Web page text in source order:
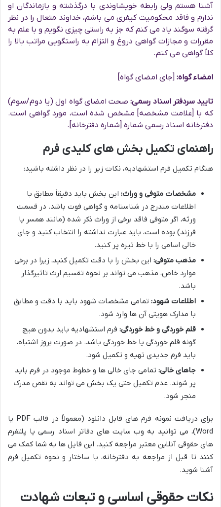
آشنا هستم ولی رابطه خویشاوندی با درگذشته و بازماندگان او
ندارم و فاقد محکومیت کیفری می باشم، خداوند متعال را در نظر
گرفته سوگند یاد می کنم که جز به راستی چیزی نگویم و با علم به
مقررات و مجازات گواهی دروغ و التزام به راستگویی مراتب بالا را
کلاً گواهی می کنم.
امضاء گواه: [جای امضای گواه]
تایید سردفتر اسناد رسمی:صحت امضای گواه اول (یا دوم/سوم)
که با [علامت مشخصه] مشخص شده است، مورد گواهی است.
دفترخانه اسناد رسمی شماره [شماره دفترخانه].
راهنمای تکمیل بخش های کلیدی فرم
هنگام تکمیل فرم استشهادیه، نکات زیر را در نظر داشته باشید:
مشخصات متوفی و وراث: این بخش باید دقیقاً مطابق با
اطلاعات مندرج در شناسنامه و گواهی فوت باشد. در قسمت
ورثه، اگر متوفی فاقد برخی از وراث ذکر شده (مانند همسر یا
فرزند) بوده است، باید عبارت نداشته را انتخاب کنید و جای
خالی اسامی را با خط تیره پر کنید.
مذهب متوفی: این بخش را با دقت تکمیل کنید، زیرا در برخی
موارد خاص، مذهب می تواند بر نحوه تقسیم ارث تاثیرگذار
باشد.
اطلاعات شهود: تمامی مشخصات شهود باید با دقت و مطابق
با مدارک هویتی آن ها وارد شود.
قلم خوردگی و خط خوردگی: فرم استشهادیه باید بدون هیچ
گونه قلم خوردگی یا خط خوردگی باشد. در صورت بروز اشتباه،
باید فرم جدیدی تهیه و تکمیل شود.
جاهای خالی: تمامی جای خالی ها و خطوط موجود در فرم باید
پر شوند. عدم تکمیل حتی یک بخش می تواند به نقص مدرک
منجر شود.
برای دریافت نمونه فرم های قابل دانلود (معمولاً در قالب PDF یا
Word)، می توانید به وب سایت های دفاتر اسناد رسمی یا پلتفرم
های حقوقی آنلاین معتبر مراجعه کنید. این فایل ها به شما کمک می
کنند تا قبل از مراجعه به دفترخانه، با ساختار و نحوه تکمیل فرم
آشنا شوید.
نکات حقوقی اساسی و تبعات شهادت